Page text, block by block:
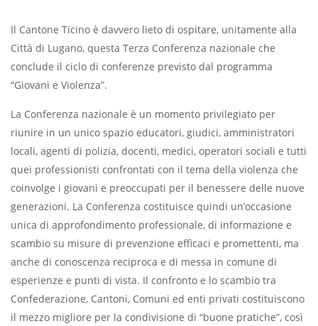
Il Cantone Ticino è davvero lieto di ospitare, unitamente alla
Città di Lugano, questa Terza Conferenza nazionale che
conclude il ciclo di conferenze previsto dal programma
“Giovani e Violenza”.
La Conferenza nazionale è un momento privilegiato per
riunire in un unico spazio educatori, giudici, amministratori
locali, agenti di polizia, docenti, medici, operatori sociali e tutti
quei professionisti confrontati con il tema della violenza che
coinvolge i giovani e preoccupati per il benessere delle nuove
generazioni. La Conferenza costituisce quindi un’occasione
unica di approfondimento professionale, di informazione e
scambio su misure di prevenzione efficaci e promettenti, ma
anche di conoscenza reciproca e di messa in comune di
esperienze e punti di vista. Il confronto e lo scambio tra
Confederazione, Cantoni, Comuni ed enti privati costituiscono
il mezzo migliore per la condivisione di “buone pratiche”, così